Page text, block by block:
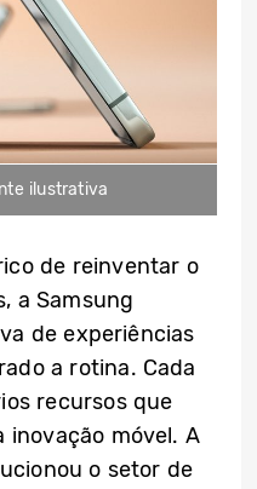
ilustrativa
de reinventar o
a Samsung
de experiências
a rotina. Cada
recursos que
inovação móvel. A
o setor de